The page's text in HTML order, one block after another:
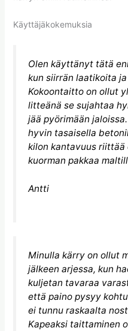
Käyttäjäkokemuksia
Olen käyttänyt tätä
kun siirrän laatikoita
Kokoontaitto on ollut
litteänä se sujahtaa
jää pyörimään
hyvin tasaisella
kilon kantavuus riittää
kuorman pakkaa
Antti
Minulla kärry on ollut
jälkeen arjessa, kun
kuljetan tavaraa
että paino pysyy
ei tunnu raskaalta
Kapeaksi taittaminen